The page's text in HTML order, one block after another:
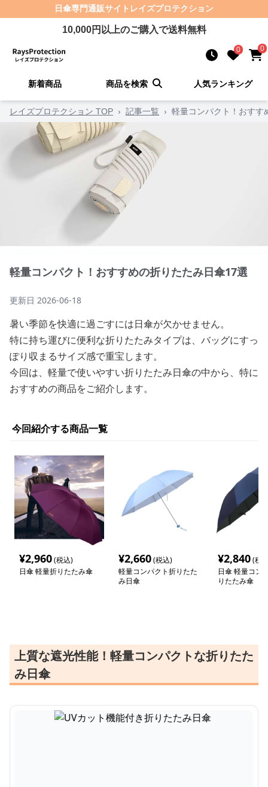
日傘専門通販サイト レイズプロテクション
10,000円以上のご購入で送料無料
0 0
新着商品 商品を検索 人気ランキング
レイズプロテクション TOP › 記事一覧 › 軽量コンパクト！おすす
軽量コンパクト！おすすめの折りたたみ日傘17選
更新日 2026-06-18
暑い季節を快適に過ごすには日傘が欠かせません。
特に持ち運びに便利な折りたたみタイプは、バッグにすっ
ぽり収まるサイズ感で重宝します。
今回は、軽量で使いやすい折りたたみ日傘の中から、特に
おすすめの商品をご紹介します。
今回紹介する商品一覧
¥2,960(税込)
日傘 軽量折りたたみ傘
¥2,660(税込)
軽量コンパクト折りたた
み日傘
¥2,840(税
日傘 軽量コン
りたたみ傘
上質な遮光性能！軽量コンパクトな折りたた
み日傘